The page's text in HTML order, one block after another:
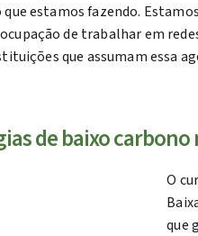
estamos fazendo.
de trabalhar em
que assumam essa
de baixo
O
que